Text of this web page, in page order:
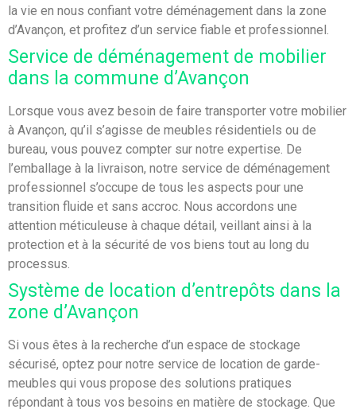
la vie en nous confiant votre déménagement dans la zone
d’Avançon, et profitez d’un service fiable et professionnel.
Service de déménagement de mobilier
dans la commune d’Avançon
Lorsque vous avez besoin de faire transporter votre mobilier
à Avançon, qu’il s’agisse de meubles résidentiels ou de
bureau, vous pouvez compter sur notre expertise. De
l’emballage à la livraison, notre service de déménagement
professionnel s’occupe de tous les aspects pour une
transition fluide et sans accroc. Nous accordons une
attention méticuleuse à chaque détail, veillant ainsi à la
protection et à la sécurité de vos biens tout au long du
processus.
Système de location d’entrepôts dans la
zone d’Avançon
Si vous êtes à la recherche d’un espace de stockage
sécurisé, optez pour notre service de location de garde-
meubles qui vous propose des solutions pratiques
répondant à tous vos besoins en matière de stockage. Que